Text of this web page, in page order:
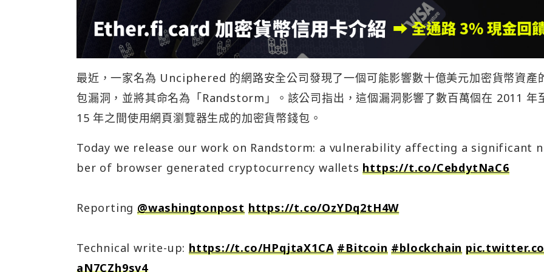
最近，一家名為 Unciphered 的網路安全公司發現了一個可能影響數十億美元加密貨幣資產
包漏洞，並將其命名為「Randstorm」。該公司指出，這個漏洞影響了數百萬個在 2011 年
15 年之間使用網頁瀏覽器生成的加密貨幣錢包。
Today we release our work on Randstorm: a vulnerability affecting a significant
ber of browser generated cryptocurrency walletshttps://t.co/CebdytNaC6
Reporting @washingtonpost https://t.co/OzYDq2tH4W
Technical write-up: https://t.co/HPqjtaX1CA #Bitcoin #blockchain
aN7CZh9sv4